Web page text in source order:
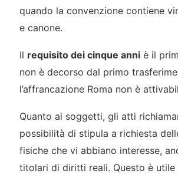
quando la convenzione contiene
e canone.
Il requisito dei cinque anniè il
non è decorso dal primo
l’affrancazione Roma non è
Quanto ai soggetti, gli atti
possibilità di stipula a richiesta
fisiche che vi abbiano interesse,
titolari di diritti reali. Questo è utile